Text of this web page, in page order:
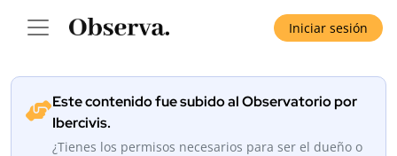
Iniciar sesión
Este contenido fue subido al Observatorio por
Ibercivis.
¿Tienes los permisos necesarios para ser el dueño o